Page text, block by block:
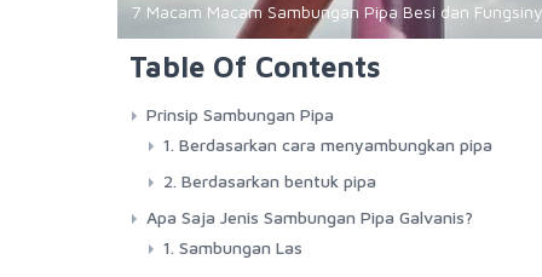
7 Macam Macam Sambungan Pipa Besi dan
Table Of Contents
Prinsip Sambungan Pipa
1. Berdasarkan cara menyambungkan pipa
2. Berdasarkan bentuk pipa
Apa Saja Jenis Sambungan Pipa Galvanis?
1. Sambungan Las